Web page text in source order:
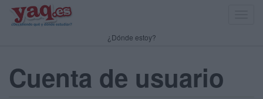
¿Dónde estoy?
Cuenta de usuario